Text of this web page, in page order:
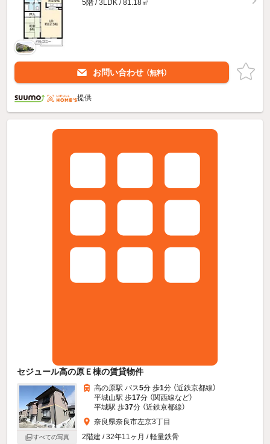
5階 / 3LDK / 81.18㎡
お問い合わせ （無料）
提供
セジュール高の原Ｅ棟の賃貸物件
すべての写真
高の原駅 バス5分 歩1分 （近鉄京都線）
平城山駅 歩17分 （関西線など）
平城駅 歩37分 （近鉄京都線）
奈良県奈良市左京3丁目
2階建 / 32年11ヶ月 / 軽量鉄骨